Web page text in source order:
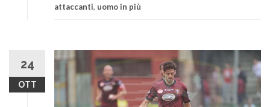
attaccanti, uomo in più
24
OTT